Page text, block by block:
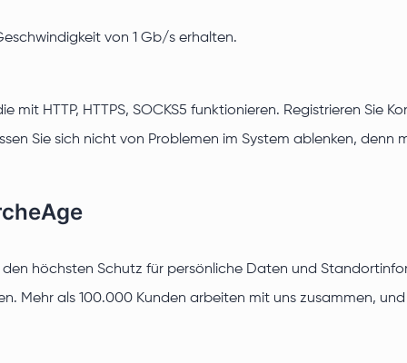
von 1 Gb/s erhalten.
mit HTTP, HTTPS, SOCKS5 funktionieren. Registrieren Sie
Sie sich nicht von Problemen im System ablenken, denn
höchsten Schutz für persönliche Daten und
Mehr als 100.000 Kunden arbeiten mit uns zusammen,